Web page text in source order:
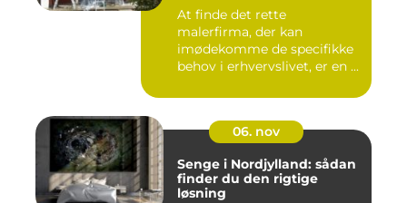
At finde det rette
malerfirma, der kan
imødekomme de specifikke
behov i erhvervslivet, er en ...
06. nov
Senge i Nordjylland: sådan
finder du den rigtige
løsning